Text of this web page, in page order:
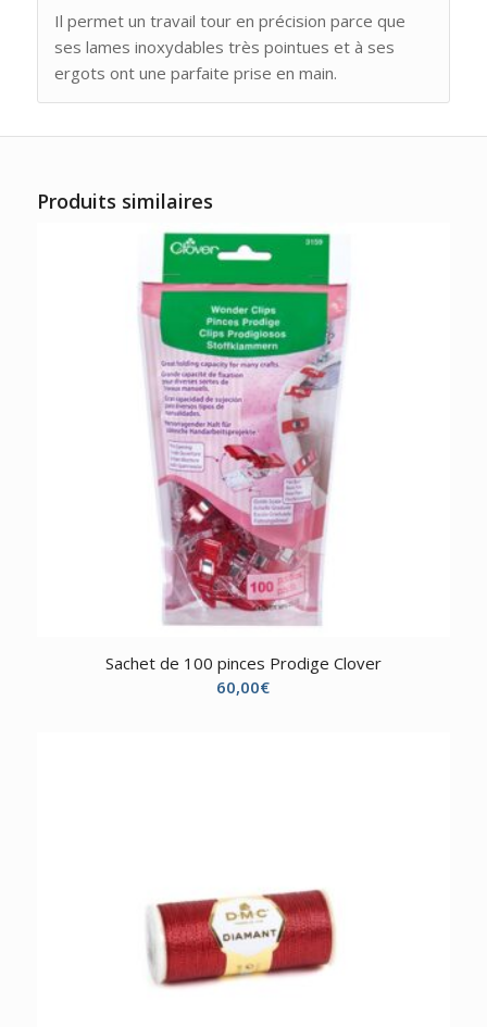
Il permet un travail tour en précision parce que
ses lames inoxydables très pointues et à ses
ergots ont une parfaite prise en main.
Produits similaires
Sachet de 100 pinces Prodige Clover
60,00€